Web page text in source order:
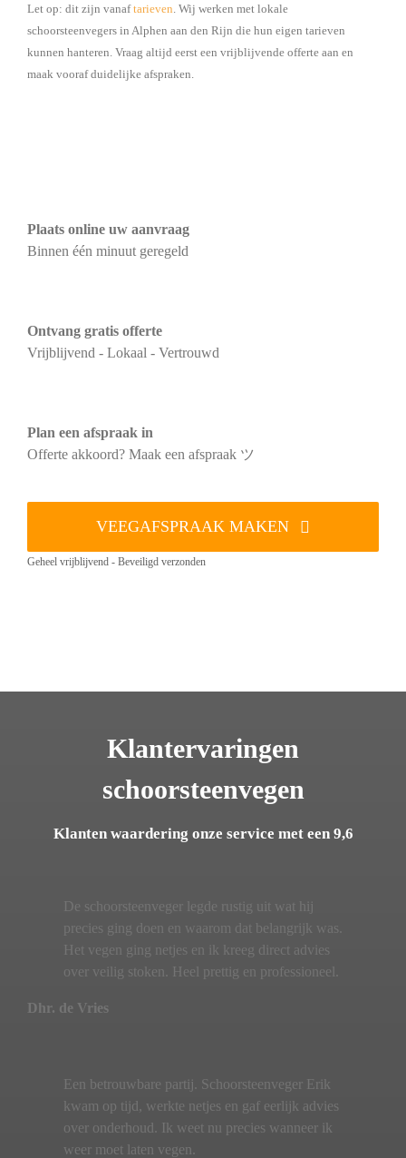
Let op: dit zijn vanaftarieven. Wij werken met lokale
schoorsteenvegers in Alphen aan den Rijn die hun eigen tarieven
kunnen hanteren. Vraag altijd eerst een vrijblijvende offerte aan en
maak vooraf duidelijke afspraken.
Plaats online uw aanvraag
Binnen één minuut geregeld
Ontvang gratis offerte
Vrijblijvend - Lokaal - Vertrouwd
Plan een afspraak in
Offerte akkoord? Maak een afspraak ツ
VEEGAFSPRAAK MAKEN
Geheel vrijblijvend - Beveiligd verzonden
Klantervaringen
schoorsteenvegen
Klanten waardering onze service met een 9,6
De schoorsteenveger legde rustig uit wat hij
precies ging doen en waarom dat belangrijk was.
Het vegen ging netjes en ik kreeg direct advies
over veilig stoken. Heel prettig en professioneel.
Dhr. de Vries
Een betrouwbare partij. Schoorsteenveger Erik
kwam op tijd, werkte netjes en gaf eerlijk advies
over onderhoud. Ik weet nu precies wanneer ik
weer moet laten vegen.